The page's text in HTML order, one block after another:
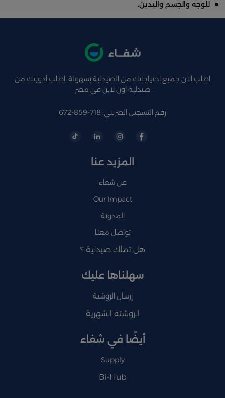
للوجه والجسم واليدين.
اطلب الآن جميع احتياجاتك من الصيدلية بسهولة ,اطلب أدويتك من
صيدلية اون لاين فى مصر
رقم التسجيل الضريبي: 718-859-672
المزيد عنا
عن شفاء
Our Impact
المدونة
تواصل معنا
هل تملك صيدلية ؟
سهلناها عليك
إرسال الروشتة
الروشتة الشهرية
أيضًا في شفاء
Supply
Bi-Hub